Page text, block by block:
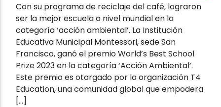
Con su programa de reciclaje del café, lograron
ser la mejor escuela a nivel mundial en la
categoría ‘acción ambiental’. La Institución
Educativa Municipal Montessori, sede San
Francisco, ganó el premio World’s Best School
Prize 2023 en la categoría ‘Acción Ambiental’.
Este premio es otorgado por la organización T4
Education, una comunidad global que empodera
[…]